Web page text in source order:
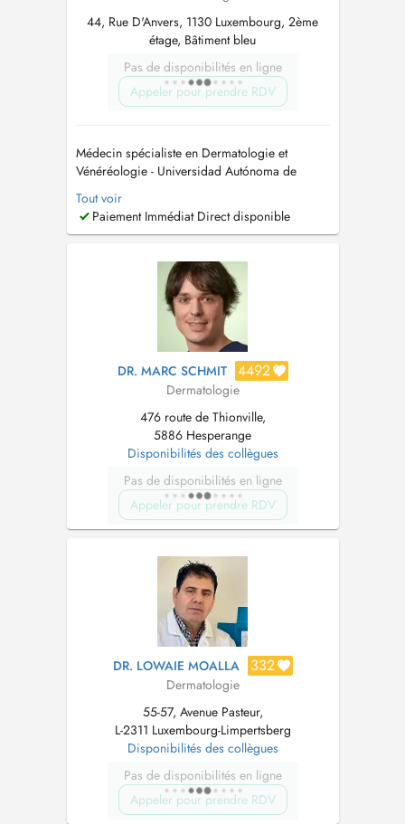
44, Rue D'Anvers, 1130 Luxembourg, 2ème
étage, Bâtiment bleu
Pas de disponibilités en ligne
Appeler pour prendre RDV
Médecin spécialiste en Dermatologie et
Vénéréologie - Universidad Autónoma de
Madrid MD-PhD, Doctorat en Médecine et
Chirurgie - Universidad Autónoma de Madrid
Dermatologie générale adultes et enfants
dermato-oncologie et lymphomes cutanés Pas
Tout voir
Paiement Immédiat Direct disponible
DR. MARC SCHMIT 4492
Dermatologie
476 route de Thionville,
5886 Hesperange
Disponibilités des collègues
Pas de disponibilités en ligne
Appeler pour prendre RDV
DR. LOWAIE MOALLA 332
Dermatologie
55-57, Avenue Pasteur,
L-2311 Luxembourg-Limpertsberg
Disponibilités des collègues
Pas de disponibilités en ligne
Appeler pour prendre RDV